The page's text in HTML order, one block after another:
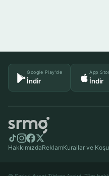
Google Play'de
İndir
App
İndir
HakkımızdaReklamKurallar ve